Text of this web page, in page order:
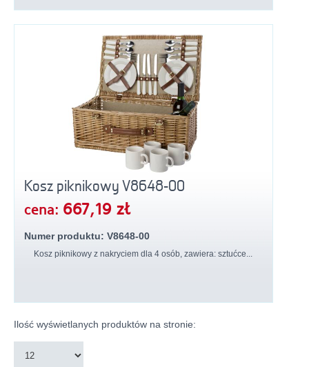
Kosz piknikowy V8648-00
cena: 667,19 zł
Numer produktu: V8648-00
Kosz piknikowy z nakryciem dla 4 osób, zawiera: sztućce...
Ilość wyświetlanych produktów na stronie: